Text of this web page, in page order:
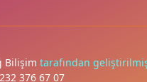
Bilişim tarafından
376 67 07